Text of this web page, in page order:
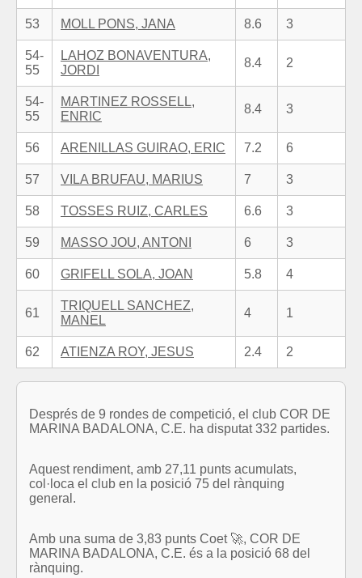
53 MOLL PONS, JANA 8.6 3
54-
55
LAHOZ BONAVENTURA,
JORDI
8.4 2
54-
55
MARTINEZ ROSSELL,
ENRIC
8.4 3
56 ARENILLAS GUIRAO, ERIC 7.2 6
57 VILA BRUFAU, MARIUS 7 3
58 TOSSES RUIZ, CARLES 6.6 3
59 MASSO JOU, ANTONI 6 3
60 GRIFELL SOLA, JOAN 5.8 4
61
TRIQUELL SANCHEZ,
MANEL
4 1
62 ATIENZA ROY, JESUS 2.4 2
Després de 9 rondes de competició, el club COR DE
MARINA BADALONA, C.E. ha disputat 332 partides.
Aquest rendiment, amb 27,11 punts acumulats,
col·loca el club en la posició 75 del rànquing
general.
Amb una suma de 3,83 punts Coet 🚀, COR DE
MARINA BADALONA, C.E. és a la posició 68 del
rànquing.